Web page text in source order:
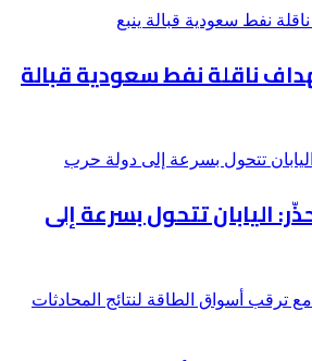
ناقلة نفط سعودية قبالة
اليابان تتحول بسرعة إلى